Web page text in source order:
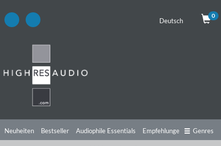
Deutsch
0
Neuheiten Bestseller Audiophile Essentials Empfehlungen Genres